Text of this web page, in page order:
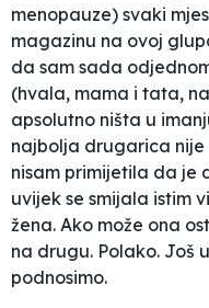
menopauze) svaki
magazinu na ovoj
da sam sada
(hvala, mama i tata,
apsolutno ništa u
najbolja drugarica nije
nisam primijetila da je
uvijek se smijala istim
žena. Ako može ona
na drugu. Polako. Još
podnosimo.